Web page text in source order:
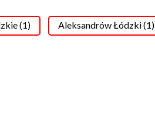
(1) Aleksandrów Łódzki (1)